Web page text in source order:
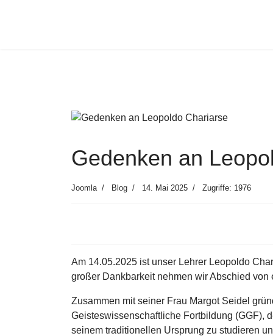
Gedenken an
Joomla Blog 14. Mai 2025 Zugriffe: 1976
Am 14.05.2025 ist unser Lehrer Leopoldo
großer Dankbarkeit nehmen wir Abschied
Zusammen mit seiner Frau Margot Seidel
Geisteswissenschaftliche Fortbildung (GGF),
seinem traditionellen Ursprung zu studieren